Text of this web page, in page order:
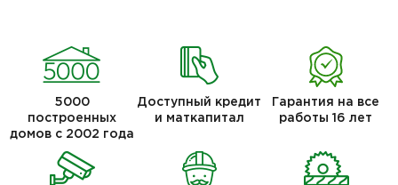
5000
построенных
домов с 2002 года
Доступный кредит
и маткапитал
Гарантия на все
работы 16 лет